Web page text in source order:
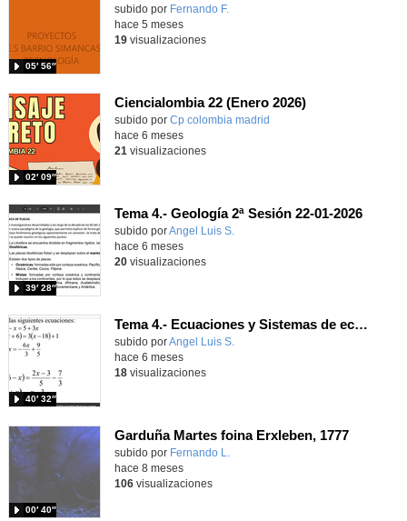
Contenido educativo.
subido por Fernando F.
05′ 56″
hace 5 meses
19visualizaciones
Ciencialombia 22 (Enero 2026)
Contenido educativo.
subido por Cp colombia madrid
02′ 09″
hace 6 meses
21 visualizaciones
Tema 4.- Geología 2ª Sesión 22-01-2026
Contenido educativo.
subido porAngel Luis S.
39′ 28″
hace 6 meses
20visualizaciones
Tema 4.- Ecuaciones y Sistemas de ecuaciones 2ª Sesión 22-01-2026
Contenido educativo.
subido porAngel Luis S.
40′ 32″
hace 6 meses
18visualizaciones
Garduña Martes foina Erxleben, 1777
Contenido educativo.
subido por Fernando L.
00′ 40″
hace 8 meses
106visualizaciones